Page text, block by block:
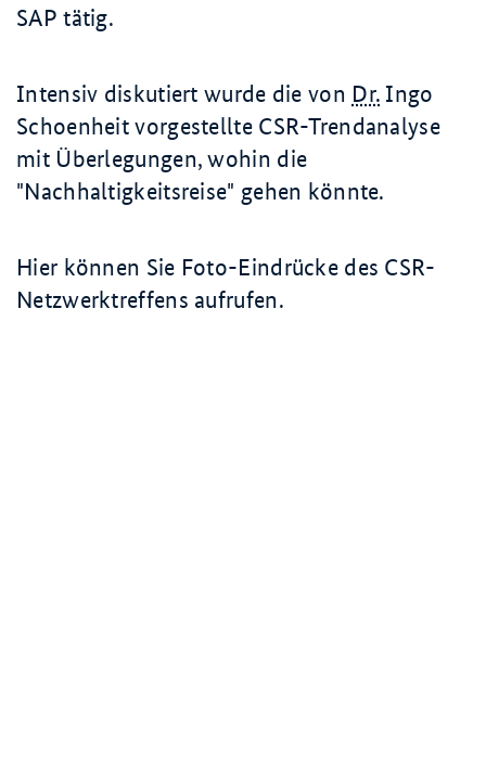
SAP tätig.
Intensiv diskutiert wurde die von Dr. Ingo
Schoenheit vorgestellte CSR-Trendanalyse
mit Überlegungen, wohin die
"Nachhaltigkeitsreise" gehen könnte.
Hier können Sie Foto-Eindrücke des CSR-
Netzwerktreffens aufrufen.